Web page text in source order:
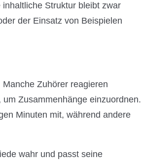
Struktur bleibt zwar
der Einsatz von Beispielen
Zuhörer reagieren
Zusammenhänge einzuordnen.
Minuten mit, während andere
wahr und passt seine